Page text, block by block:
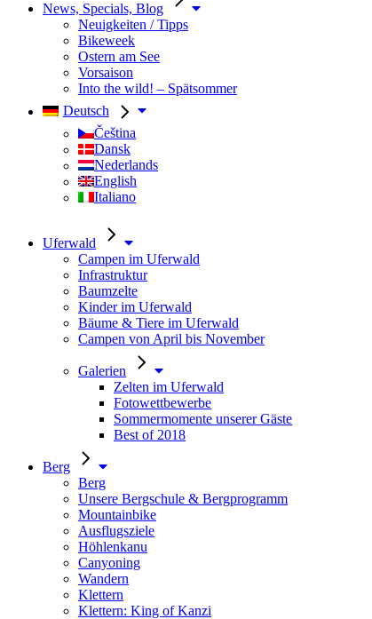
News, Specials, Blog
Neuigkeiten / Tipps
Bikeweek
Ostern am See
Vorsaison
Into the wild! – Spätsommer
Deutsch
Čeština
Dansk
Nederlands
English
Italiano
Uferwald
Campen im Uferwald
Infrastruktur
Baumzelte
Kinder im Uferwald
Bäume & Tiere im Uferwald
Campen von April bis November
Galerien
Zelten im Uferwald
Fotowettbewerbe
Sommermomente unserer Gäste
Best of 2018
Berg
Berg
Unsere Bergschule & Bergprogramm
Mountainbike
Ausflugsziele
Höhlenkanu
Canyoning
Wandern
Klettern
Klettern: King of Kanzi